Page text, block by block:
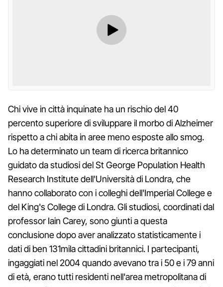
Chi vive in città inquinate ha un rischio del 40
percento superiore di sviluppare il morbo di Alzheimer
rispetto a chi abita in aree meno esposte allo smog.
Lo ha determinato un team di ricerca britannico
guidato da studiosi del St George Population Health
Research Institute dell'Università di Londra, che
hanno collaborato con i colleghi dell'Imperial College e
del King's College di Londra. Gli studiosi, coordinati dal
professor Iain Carey, sono giunti a questa
conclusione dopo aver analizzato statisticamente i
dati di ben 131mila cittadini britannici. I partecipanti,
ingaggiati nel 2004 quando avevano tra i 50 e i 79 anni
di età, erano tutti residenti nell'area metropolitana di